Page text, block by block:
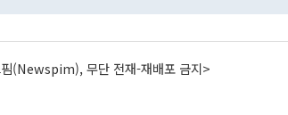
(Newspim), 무단 전재-재배포 금지>